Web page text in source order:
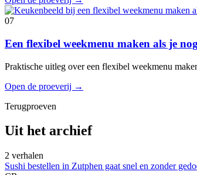
07
Een flexibel weekmenu maken als je
Praktische uitleg over een flexibel weekmenu
Open de proeverij →
Terugproeven
Uit het archief
2 verhalen
Sushi bestellen in Zutphen gaat snel en zonder